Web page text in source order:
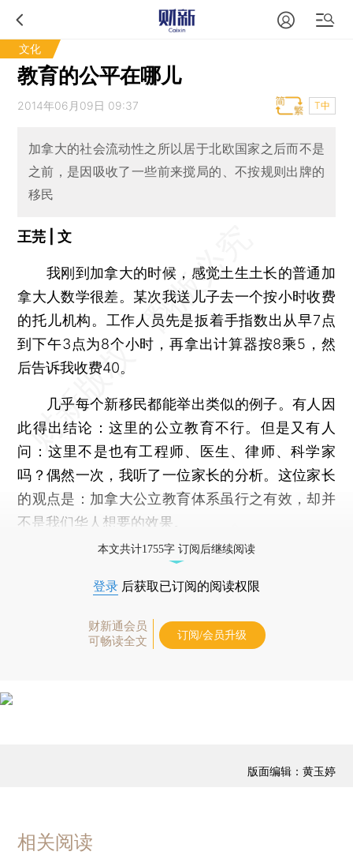
文化
教育的公平在哪儿
2014年06月09日 09:37 T中
加拿大的社会流动性之所以居于北欧国家之后而不是
之前，是因吸收了一些前来搅局的、不按规则出牌的
移民
王芫 | 文
我刚到加拿大的时候，感觉土生土长的普通加
拿大人数学很差。某次我送儿子去一个按小时收费
的托儿机构。工作人员先是扳着手指数出从早7点
到下午3点为8个小时，再拿出计算器按8乘5，然
后告诉我收费40。
几乎每个新移民都能举出类似的例子。有人因
此得出结论：这里的公立教育不行。但是又有人
问：这里不是也有工程师、医生、律师、科学家
吗？偶然一次，我听了一位家长的分析。这位家长
的观点是：加拿大公立教育体系虽行之有效，却并
不是我们华人想要的效果。
本文共计1755字 订阅后继续阅读
登录 后获取已订阅的阅读权限
财新通会员
可畅读全文
订阅/会员升级
版面编辑：黄玉婷
相关阅读